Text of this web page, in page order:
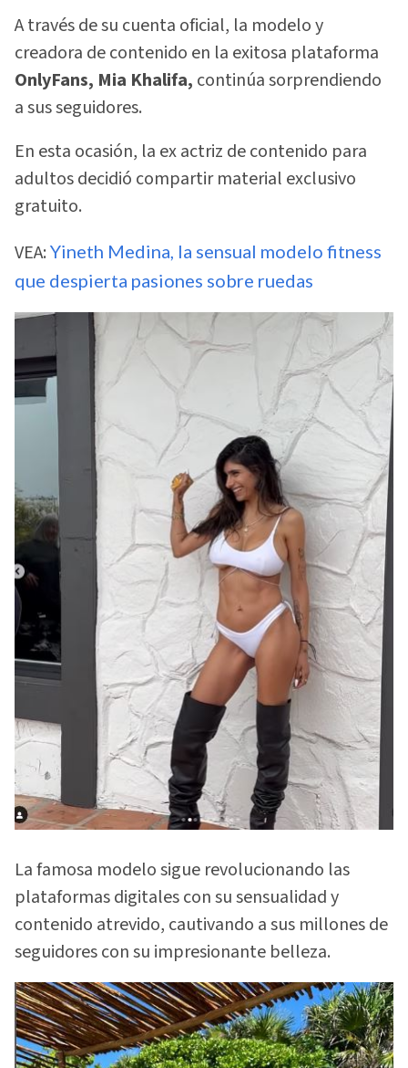
A través de su cuenta oficial, la modelo y
creadora de contenido en la exitosa plataforma
OnlyFans, Mia Khalifa, continúa sorprendiendo
a sus seguidores.
En esta ocasión, la ex actriz de contenido para
adultos decidió compartir material exclusivo
gratuito.
VEA: Yineth Medina, la sensual modelo fitness
que despierta pasiones sobre ruedas
La famosa modelo sigue revolucionando las
plataformas digitales con su sensualidad y
contenido atrevido, cautivando a sus millones de
seguidores con su impresionante belleza.